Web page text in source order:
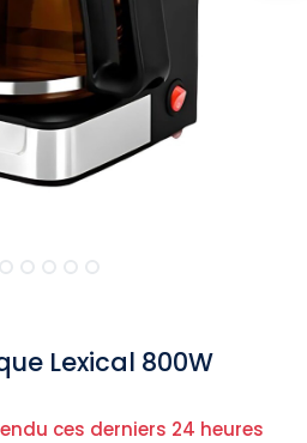
Lexical 800W
ces derniers 24 heures